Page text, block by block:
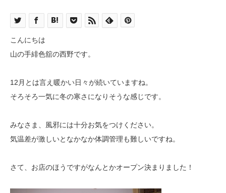
こんにちは
山の手緋色舘の西野です。
12月とは言え暖かい日々が続いていますね。
そろそろ一気に冬の寒さになりそうな感じです。
みなさま、風邪には十分お気をつけください。
気温差が激しいとなかなか体調管理も難しいですね。
さて、お店のほうですがなんとかオープン決まりました！